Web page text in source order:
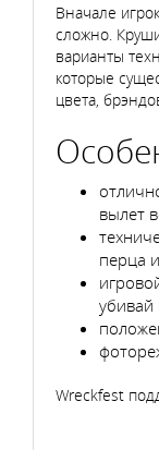
Вначале
сложно.
варианты
которые
цвета,
вылет
перца
убивай
Wreckfest